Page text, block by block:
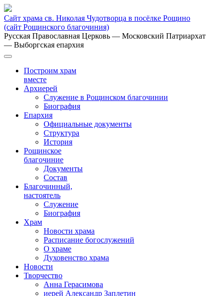
Сайт храма св. Николая Чудотворца в посёлке Рощино
(сайт Рощинского благочиния)
Русская Православная Церковь — Московский Патриархат
— Выборгская епархия
Построим храм
вместе
Архиерей
Служение в Рощинском благочинии
Биография
Епархия
Официальные документы
Структура
История
Рощинское
благочиние
Документы
Состав
Благочинный,
настоятель
Служение
Биография
Храм
Новости храма
Расписание богослужений
О храме
Духовенство храма
Новости
Творчество
Анна Герасимова
иерей Александр Заплетин